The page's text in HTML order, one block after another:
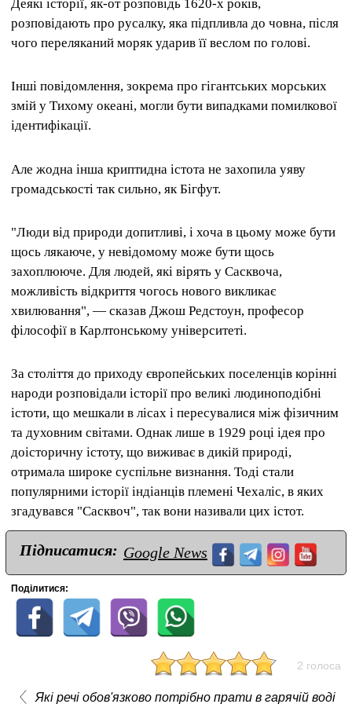
Деякі історії, як-от розповідь 1620-х років,
розповідають про русалку, яка підпливла до човна, після
чого переляканий моряк ударив її веслом по голові.
Інші повідомлення, зокрема про гігантських морських
змій у Тихому океані, могли бути випадками помилкової
ідентифікації.
Але жодна інша криптидна істота не захопила уяву
громадськості так сильно, як Бігфут.
"Люди від природи допитливі, і хоча в цьому може бути
щось лякаюче, у невідомому може бути щось
захоплююче. Для людей, які вірять у Сасквоча,
можливість відкриття чогось нового викликає
хвилювання", — сказав Джош Редстоун, професор
філософії в Карлтонському університеті.
За століття до приходу європейських поселенців корінні
народи розповідали історії про великі людиноподібні
істоти, що мешкали в лісах і пересувалися між фізичним
та духовним світами. Однак лише в 1929 році ідея про
доісторичну істоту, що виживає в дикій природі,
отримала широке суспільне визнання. Тоді стали
популярними історії індіанців племені Чехаліс, в яких
згадувався "Сасквоч", так вони називали цих істот.
Підписатися: Google News
Поділитися:
2 голоса
Які речі обов'язково потрібно прати в гарячій воді